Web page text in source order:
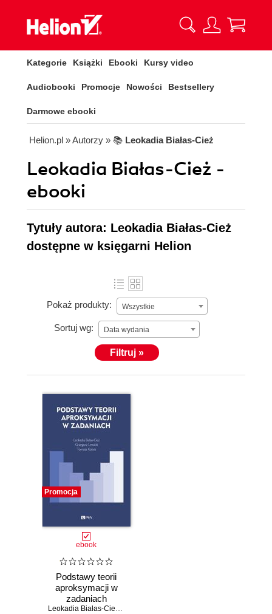
Kategorie Książki Ebooki Kursy video
Audiobooki Promocje Nowości Bestsellery
Darmowe ebooki
Helion.pl » Autorzy » 📚 Leokadia Białas-Cież
Leokadia Białas-Cież -
ebooki
Tytuły autora: Leokadia Białas-Cież
dostępne w księgarni Helion
Pokaż produkty: Wszystkie
Sortuj wg: Data wydania
Filtruj »
Promocja
ebook
Podstawy teorii
aproksymacji w
zadaniach
Leokadia Białas-Cież
,